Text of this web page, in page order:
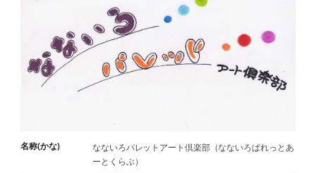
名称(かな)
なないろパレットアート倶楽部（なないろぱれっとあ
ーとくらぶ）